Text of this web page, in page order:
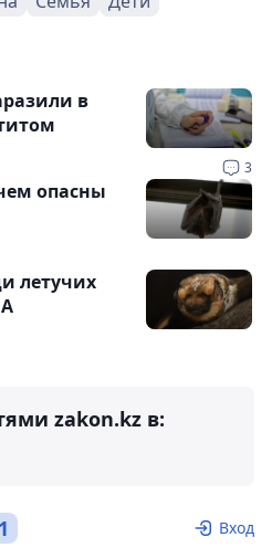
3
в
опасны
летучих
zakon.kz в:
1 Вход